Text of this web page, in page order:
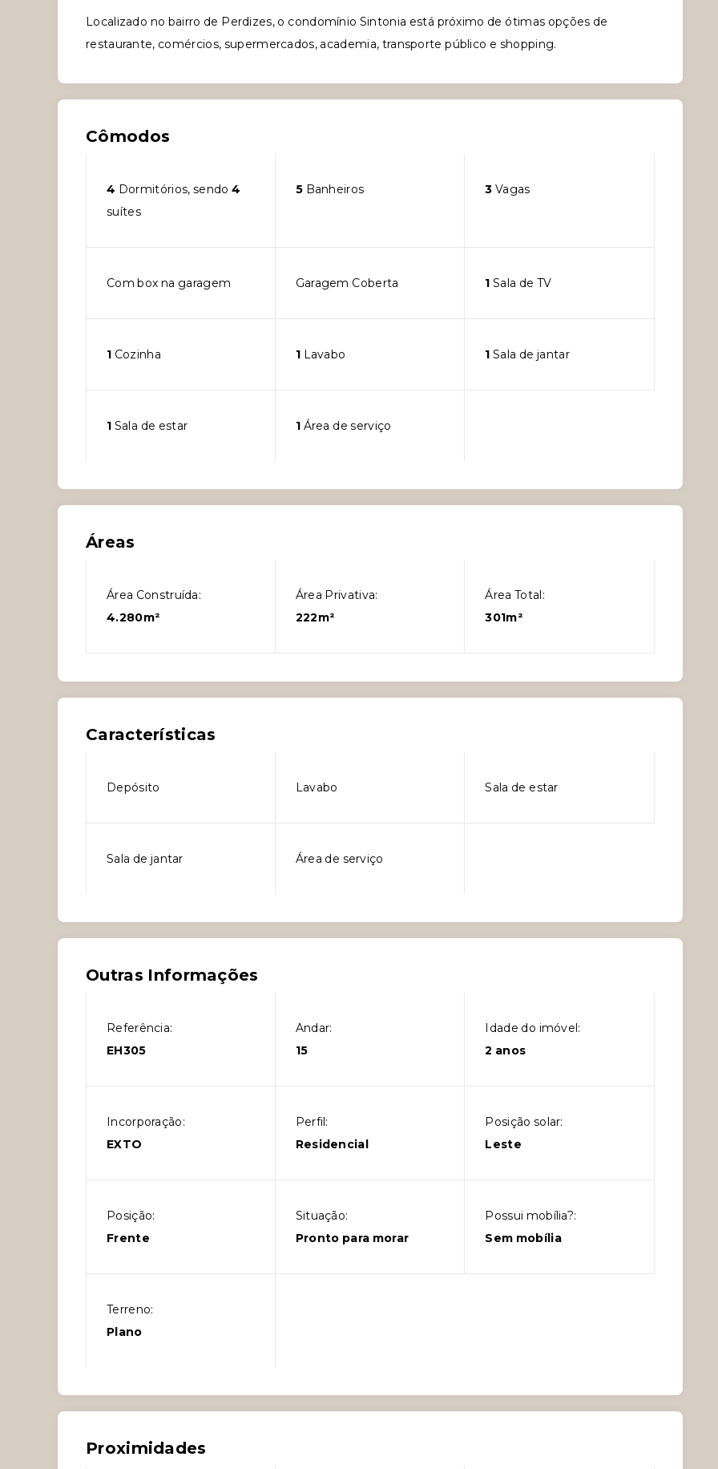
Localizado no bairro de Perdizes, o condomínio Sintonia está próximo de ótimas opções de
restaurante, comércios, supermercados, academia, transporte público e shopping.
Cômodos
4 Dormitórios, sendo4
suítes
5Banheiros 3 Vagas
Com box na garagem Garagem Coberta 1 Sala de TV
1 Cozinha 1Lavabo 1 Sala de jantar
1 Sala de estar 1Área de serviço
Áreas
Área Construída:
4.280m²
Área Privativa:
222m²
Área Total:
301m²
Características
Depósito Lavabo Sala de estar
Sala de jantar Área de serviço
Outras Informações
Referência:
EH305
Andar:
15
Idade do imóvel:
2 anos
Incorporação:
EXTO
Perfil:
Residencial
Posição solar:
Leste
Posição:
Frente
Situação:
Pronto para morar
Possui mobília?:
Sem mobília
Terreno:
Plano
Proximidades